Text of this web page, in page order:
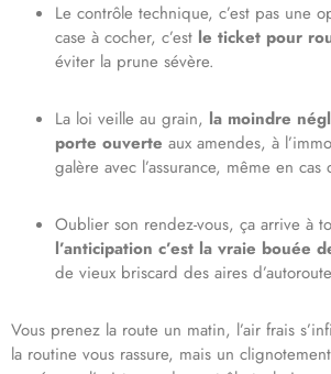
Le contrôle technique, c’est pas une
case à cocher, c’est le ticket pour
éviter la prune sévère.
La loi veille au grain, la moindre
porte ouverte aux amendes, à
galère avec l’assurance, même en
Oublier son rendez-vous, ça arrive à
l’anticipation c’est la vraie bouée
de vieux briscard des aires
Vous prenez la route un matin, l’air frais
la routine vous rassure, mais un